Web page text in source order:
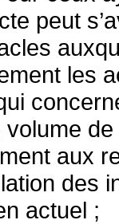
peut
les
aux
des
actuel ;